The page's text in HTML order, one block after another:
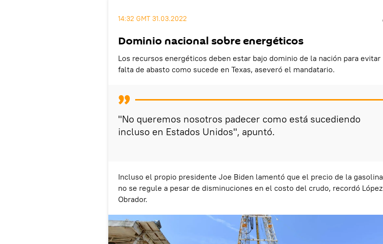
14:32 GMT 31.03.2022
Dominio nacional sobre energéticos
Los recursos energéticos deben estar bajo dominio de la nación para evitar
falta de abasto como sucede en Texas, aseveró el mandatario.
"No queremos nosotros padecer como está sucediendo
incluso en Estados Unidos", apuntó.
Incluso el propio presidente Joe Biden lamentó que el precio de la gasolina
no se regule a pesar de disminuciones en el costo del crudo, recordó López
Obrador.